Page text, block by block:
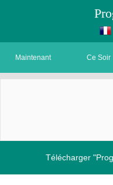
Maintenant Ce Soir
Télécharger